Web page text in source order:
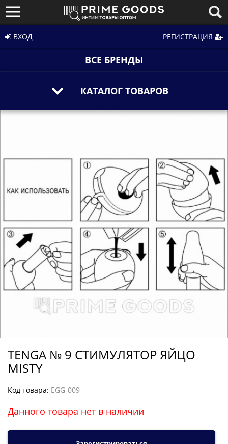
ВХОД РЕГИСТРАЦИЯ
ВСЕ БРЕНДЫ
КАТАЛОГ ТОВАРОВ
TENGA № 9 СТИМУЛЯТОР ЯЙЦО
MISTY
Код товара: EGG-009
Данного товара нет в наличии